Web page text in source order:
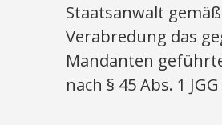
Staatsanwalt
Verabredung das
Mandanten
nach § 45 Abs. 1